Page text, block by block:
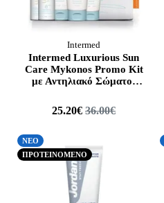
Intermed
Intermed Luxurious Sun
Care Mykonos Promo Kit
με Αντηλιακό Σώματος
Τζελ, 75ml, Λάδι
Μαυρίσματος SPF6, 50ml,
Προσώπου & Σώματος,
50ml, Αντηλιακή Κρέμα
Προσώπου SPF50, 40ml &
Νεσεσέρ, 1σετ
25.20€ 36.00€
ΝΕΟ
ΠΡΟΤΕΙΝΟΜΕΝΟ